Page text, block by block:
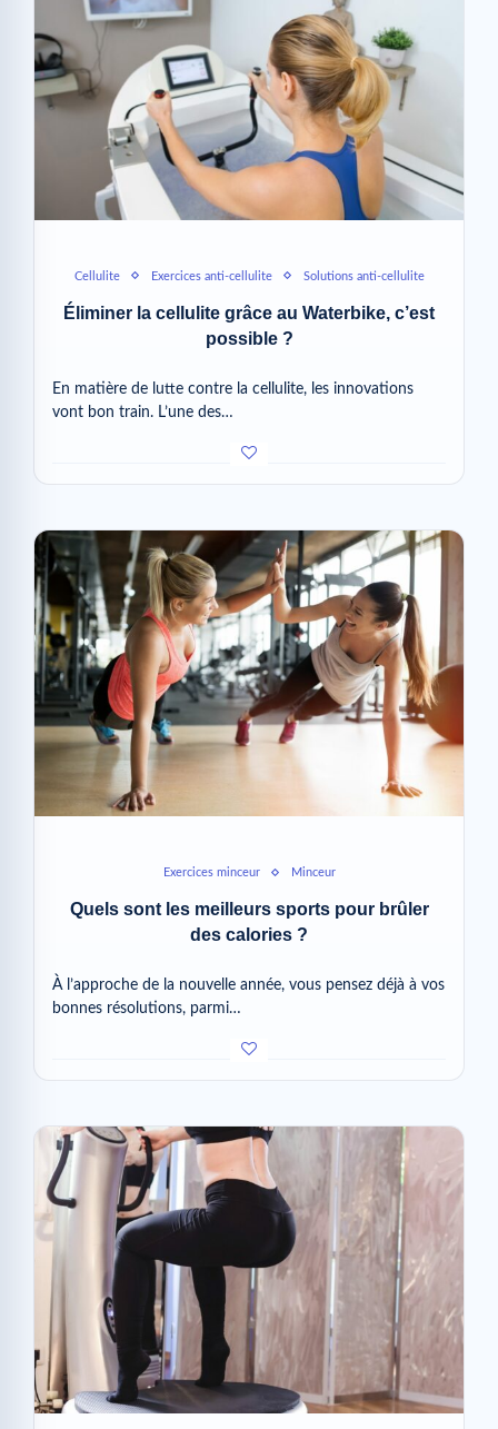
Cellulite Exercices anti-cellulite Solutions anti-cellulite
Éliminer la cellulite grâce au Waterbike, c’est
possible ?
En matière de lutte contre la cellulite, les innovations
vont bon train. L’une des…
Exercices minceur Minceur
Quels sont les meilleurs sports pour brûler
des calories ?
À l’approche de la nouvelle année, vous pensez déjà à vos
bonnes résolutions, parmi…